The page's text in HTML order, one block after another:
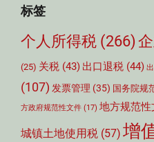
标签
个人所得税 (266)
(25) 关税 (43) 出口退税 (44)
(107) 发票管理 (35) 国务院规
方政府规范性文件 (17) 地方规范性
城镇土地使用税 (57) 增